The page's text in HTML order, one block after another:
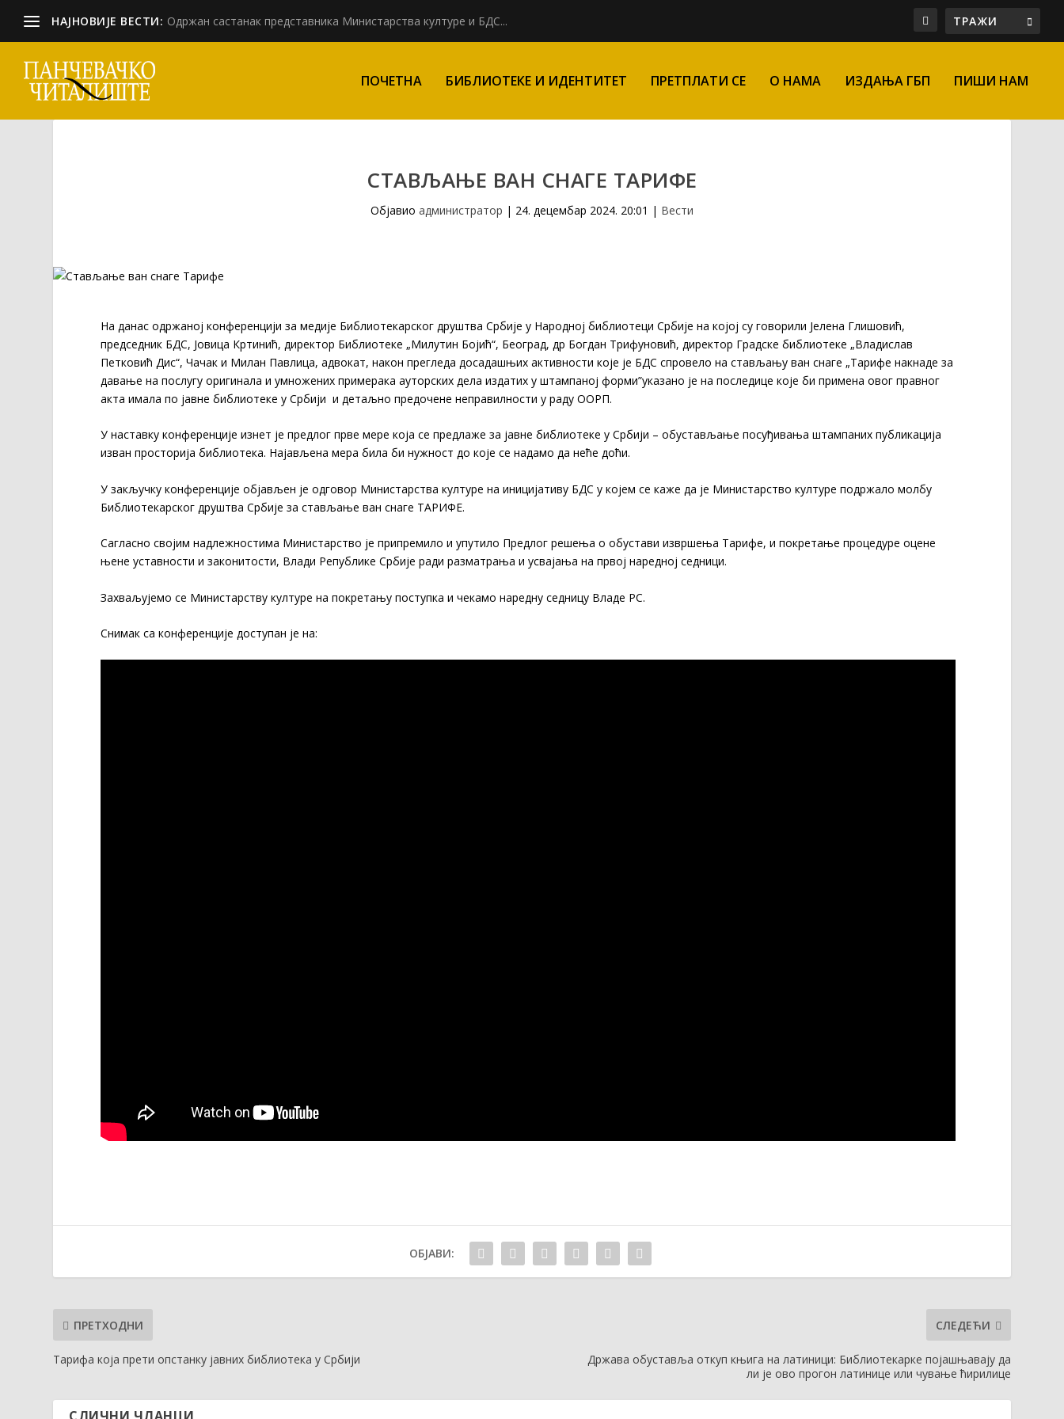
НАЈНОВИЈЕ ВЕСТИ: Одржан састанак представника Министарства културе и БДС...
ПОЧЕТНА БИБЛИОТЕКЕ И ИДЕНТИТЕТ ПРЕТПЛАТИ СЕ О НАМА ИЗДАЊА ГБП ПИШИ НАМ
СТАВЉАЊЕ ВАН СНАГЕ TАРИФЕ
Објавио администратор | 24. децембар 2024. 20:01 | Вести
На данас одржаној конференцији за медије Библиотекарског друштва Србије у Народној библиотеци Србије на којој су говорили Јелена Глишовић,
председник БДС, Јовица Кртинић, директор Библиотеке „Милутин Бојић“, Београд, др Богдан Трифуновић, директор Градске библиотеке „Владислав
Петковић Дис“, Чачак и Милан Павлица, адвокат, након прегледа досадашњих активности које је БДС спровело на стављању ван снаге „Тарифе накнаде за
давање на послугу оригинала и умножених примерака ауторских дела издатих у штампаној форми”указано је на последице које би примена овог правног
акта имала по јавне библиотеке у Србији и детаљно предочене неправилности у раду ООРП.
У наставку конференције изнет је предлог прве мере која се предлаже за јавне библиотеке у Србији – обустављање посуђивања штампаних публикација
изван просторија библиотека. Најављена мера била би нужност до које се надамо да неће доћи.
У закључку конференције објављен је одговор Министарства културе на иницијативу БДС у којем се каже да је Министарство културе подржало молбу
Библиотекарског друштва Србије за стављање ван снаге ТАРИФЕ.
Сагласно својим надлежностима Министарство је припремило и упутило Предлог решења о обустави извршења Тарифе, и покретање процедуре оцене
њене уставности и законитости, Влади Републике Србије ради разматрања и усвајања на првој наредној седници.
Захваљујемо се Министарству културе на покретању поступка и чекамо наредну седницу Владе РС.
Снимак са конференције доступан је на:
ОБЈАВИ:
ПРЕТХОДНИ
Тарифа која прети опстанку јавних библиотека у Србији
СЛЕДЕЋИ
Држава обуставља откуп књига на латиници: Библиотекарке појашњавају да
ли је ово прогон латинице или чување ћирилице